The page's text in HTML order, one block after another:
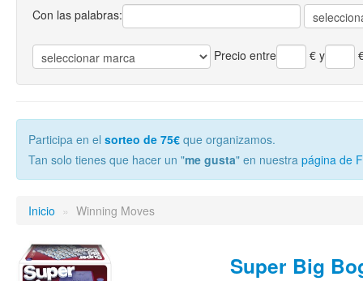
Con las palabras:
Precio entre €y
Participa en el sorteo de 75€ que organizamos.
Tan solo tienes que hacer un "me gusta" en nuestra página de
Inicio » Winning Moves
Super Big